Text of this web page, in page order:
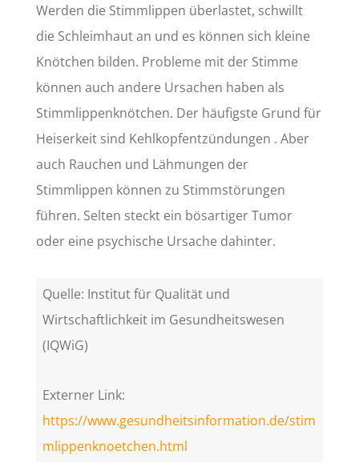
Werden die Stimmlippen überlastet, schwillt
die Schleimhaut an und es können sich kleine
Knötchen bilden. Probleme mit der Stimme
können auch andere Ursachen haben als
Stimmlippenknötchen. Der häufigste Grund für
Heiserkeit sind Kehlkopfentzündungen . Aber
auch Rauchen und Lähmungen der
Stimmlippen können zu Stimmstörungen
führen. Selten steckt ein bösartiger Tumor
oder eine psychische Ursache dahinter.
Quelle: Institut für Qualität und
Wirtschaftlichkeit im Gesundheitswesen
(IQWiG)
Externer Link:
https://www.gesundheitsinformation.de/stim
mlippenknoetchen.html